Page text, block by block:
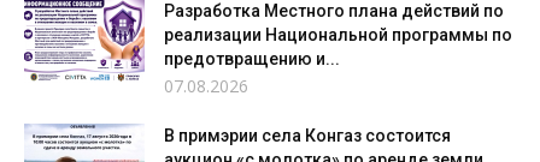
Разработка Местного плана действий по
реализации Национальной программы по
предотвращению и...
07.08.2026
В примэрии села Конгаз состоится